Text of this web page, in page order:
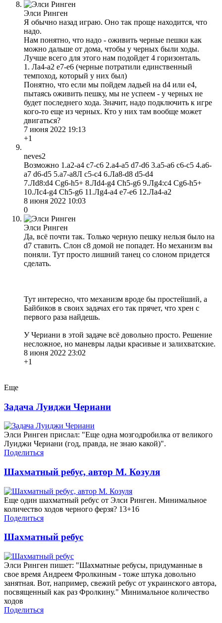
Элси Ринген
Я обычно назад играю. Оно так проще находится, что
надо.
Нам понятно, что надо - оживить черные пешки как
можно дальше от дома, чтобы у черных были ходы.
Лучше всего для этого нам подойдет 4 горизонталь.
1. Ла4-а2 е7-е6 (черные потратили единственный
темпоход, который у них был)
Понятно, что если мы пойдем ладьей на d4 или е4,
пытаясь оживить пешку, мы не успеем - у черных не
будет последнего хода. Значит, надо подключить к игре
кого-то еще из черных. Кто у них там вообще может
двигаться?
7 июня 2022 19:13
+1
neves2
Возможно 1.a2-a4 c7-c6 2.a4-a5 d7-d6 3.a5-a6 c6-c5 4.a6-
a7 d6-d5 5.a7-a8Л c5-c4 6.Лa8-d8 d5-d4
7.Лd8:d4 Сg6-h5+ 8.Лd4-g4 Сh5-g6 9.Лg4:c4 Сg6-h5+
10.Лc4-g4 Сh5-g6 11.Лg4-a4 e7-e6 12.Лa4-a2
8 июня 2022 10:03
0
Элси Ринген
Да, всё почти так. Только черную пешку нельзя было на
d7 ставить. Слон с8 домой не попадет. Но механизм вы
поняли. Тут просто лишний танец со слоном придется
сделать.
Тут интересно, что механизм вроде бы простейший, а
Байбиков в своих задачах его так прячет, что хрен с
первого раза найдешь.
У Чериани в этой задаче всё довольно просто. Решение
несложное, но маневры ладьи красивые и залихватские.
8 июня 2022 23:02
+1
Еще
Задача Луиджи Чериани
Элси Ринген прислал: "Еще одна мозгодробилка от великого
Луиджи Чериани (год, правда, не знаю какой)".
Поделиться
Шахматный ребус, автор М. Козуля
Еще один шахматный ребус от Элси Ринген. Минимальное
количество ходов черного ферзя? 13+16
Поделиться
Шахматный ребус
Элси Ринген пишет: "Шахматные ребусы, придуманные в
свое время Андреем Фролкиным - тоже штука довольно
занятная. Вот, например, свежий ребус от украинского автора,
посвященный как раз Фролкину." Минимальное количество
ходов
Поделиться